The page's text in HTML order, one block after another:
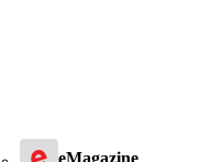
eMagazine